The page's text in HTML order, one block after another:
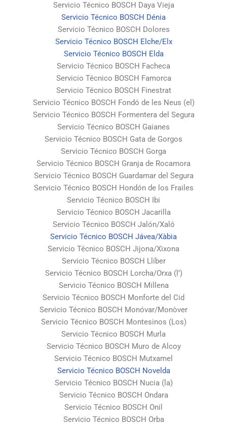
Servicio Técnico BOSCH Daya Vieja
Servicio Técnico BOSCH Dénia
Servicio Técnico BOSCH Dolores
Servicio Técnico BOSCH Elche/Elx
Servicio Técnico BOSCH Elda
Servicio Técnico BOSCH Facheca
Servicio Técnico BOSCH Famorca
Servicio Técnico BOSCH Finestrat
Servicio Técnico BOSCH Fondó de les Neus (el)
Servicio Técnico BOSCH Formentera del Segura
Servicio Técnico BOSCH Gaianes
Servicio Técnico BOSCH Gata de Gorgos
Servicio Técnico BOSCH Gorga
Servicio Técnico BOSCH Granja de Rocamora
Servicio Técnico BOSCH Guardamar del Segura
Servicio Técnico BOSCH Hondón de los Frailes
Servicio Técnico BOSCH Ibi
Servicio Técnico BOSCH Jacarilla
Servicio Técnico BOSCH Jalón/Xaló
Servicio Técnico BOSCH Jávea/Xàbia
Servicio Técnico BOSCH Jijona/Xixona
Servicio Técnico BOSCH Llíber
Servicio Técnico BOSCH Lorcha/Orxa (l’)
Servicio Técnico BOSCH Millena
Servicio Técnico BOSCH Monforte del Cid
Servicio Técnico BOSCH Monóvar/Monòver
Servicio Técnico BOSCH Montesinos (Los)
Servicio Técnico BOSCH Murla
Servicio Técnico BOSCH Muro de Alcoy
Servicio Técnico BOSCH Mutxamel
Servicio Técnico BOSCH Novelda
Servicio Técnico BOSCH Nucia (la)
Servicio Técnico BOSCH Ondara
Servicio Técnico BOSCH Onil
Servicio Técnico BOSCH Orba